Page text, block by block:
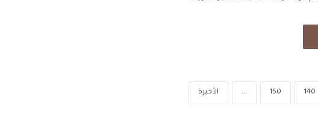
140
150
... الأخيرة